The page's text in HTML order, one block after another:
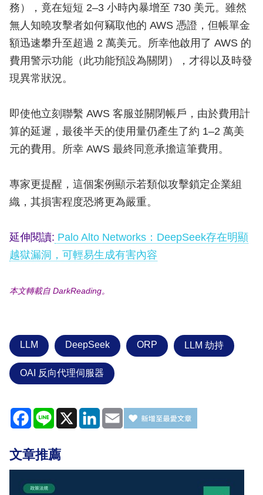
務），竟在短短 2–3 小時內暴增至 730 美元。雖然
無人知曉攻擊者如何竊取他的 AWS 憑證，但帳單金
額迅速攀升至超過 2 萬美元。所幸他啟用了 AWS 的
費用警示功能（此功能預設為關閉），才得以及時發
現異常狀況。
即使他立刻聯繫 AWS 客服並關閉帳戶，由於費用計
算的延遲，最後半天的使用量仍產生了約 1–2 萬美
元的費用。所幸 AWS 最終同意承擔這筆費用。
專家更提醒，這個案例顯示若類似攻擊鎖定企業組
織，其損害程度恐將更為嚴重。
延伸閱讀: Palo Alto Networks：DeepSeek存在明顯
越獄漏洞，可輕易生成有害內容
本文轉載自 DarkReading。
LLM DeepSeek ORP LLM 劫持
OAI 反向代理伺服器
Facebook
Line X LinkedIn
Email
文章推薦